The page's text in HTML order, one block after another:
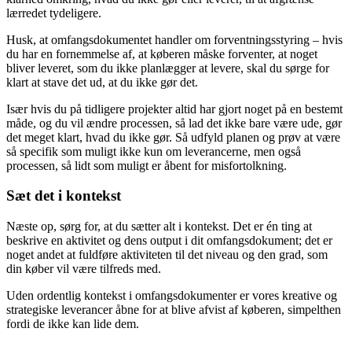
lærredet tydeligere.
Husk, at omfangsdokumentet handler om forventningsstyring – hvis
du har en fornemmelse af, at køberen måske forventer, at noget
bliver leveret, som du ikke planlægger at levere, skal du sørge for
klart at stave det ud, at du ikke gør det.
Især hvis du på tidligere projekter altid har gjort noget på en bestemt
måde, og du vil ændre processen, så lad det ikke bare være ude, gør
det meget klart, hvad du ikke gør. Så udfyld planen og prøv at være
så specifik som muligt ikke kun om leverancerne, men også
processen, så lidt som muligt er åbent for misfortolkning.
Sæt det i kontekst
Næste op, sørg for, at du sætter alt i kontekst. Det er én ting at
beskrive en aktivitet og dens output i dit omfangsdokument; det er
noget andet at fuldføre aktiviteten til det niveau og den grad, som
din køber vil være tilfreds med.
Uden ordentlig kontekst i omfangsdokumenter er vores kreative og
strategiske leverancer åbne for at blive afvist af køberen, simpelthen
fordi de ikke kan lide dem.